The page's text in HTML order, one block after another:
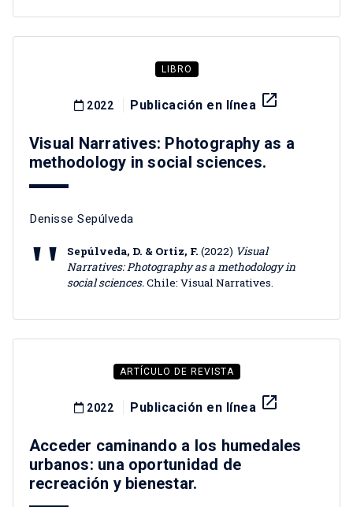
LIBRO
2022 Publicación en línea launch
Visual Narratives: Photography as a
methodology in social sciences.
Denisse Sepúlveda
Sepúlveda, D. & Ortiz, F. (2022) Visual
Narratives: Photography as a methodology in
social sciences.Chile: Visual Narratives.
ARTÍCULO DE REVISTA
2022 Publicación en línea launch
Acceder caminando a los humedales
urbanos: una oportunidad de
recreación y bienestar.